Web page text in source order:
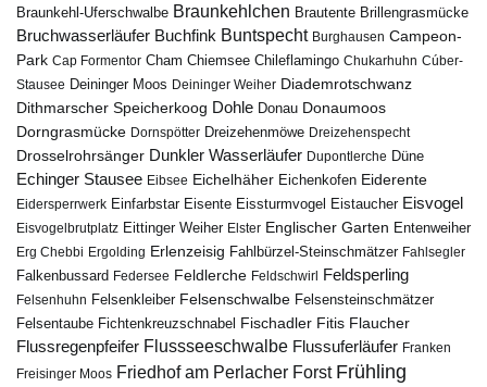
Braunkehl-Uferschwalbe Braunkehlchen Brautente Brillengrasmücke
Bruchwasserläufer Buchfink Buntspecht Burghausen Campeon-
Park Cap Formentor Cham Chiemsee Chileflamingo Chukarhuhn Cúber-
Stausee Deininger Moos Deininger Weiher Diademrotschwanz
Dithmarscher Speicherkoog Dohle Donau Donaumoos
Dorngrasmücke Dornspötter Dreizehenmöwe Dreizehenspecht
Drosselrohrsänger Dunkler Wasserläufer Dupontlerche Düne
Echinger Stausee Eibsee Eichelhäher Eichenkofen Eiderente
Eidersperrwerk Einfarbstar Eisente Eissturmvogel Eistaucher Eisvogel
Eisvogelbrutplatz Eittinger Weiher Elster Englischer Garten Entenweiher
Erg Chebbi Ergolding Erlenzeisig Fahlbürzel-Steinschmätzer Fahlsegler
Falkenbussard Federsee Feldlerche Feldschwirl Feldsperling
Felsenhuhn Felsenkleiber Felsenschwalbe Felsensteinschmätzer
Felsentaube Fichtenkreuzschnabel Fischadler Fitis Flaucher
Flussregenpfeifer Flussseeschwalbe Flussuferläufer Franken
Freisinger Moos Friedhof am Perlacher Forst Frühling